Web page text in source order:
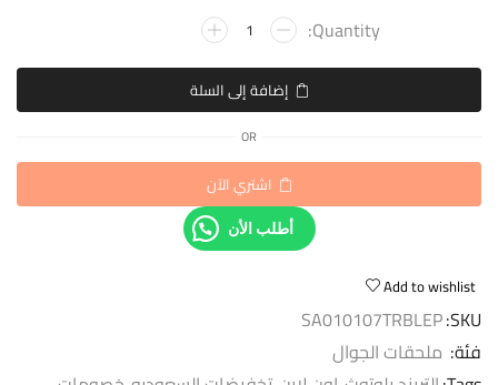
إضافة إلى السلة
OR
اشتري الآن
أطلب الأن
Add to wishlist
SKU:
SA010107TRBLEP
فئة: ملحقات الجوال